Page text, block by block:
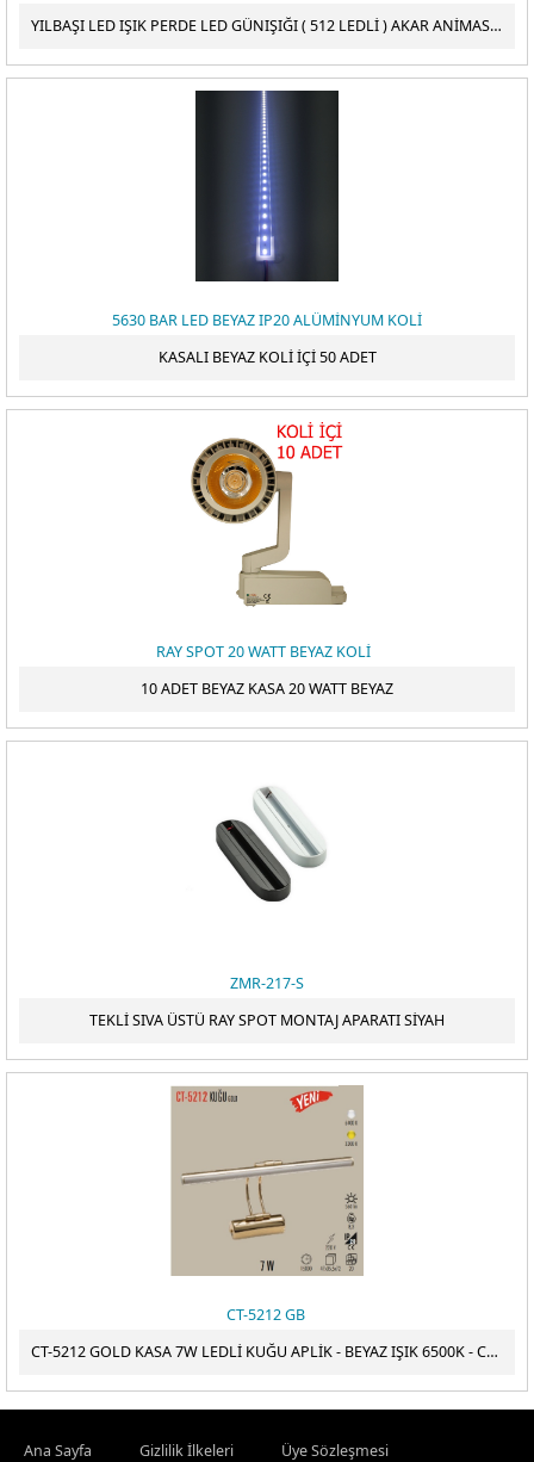
YILBAŞI LED IŞIK PERDE LED GÜNIŞIĞI ( 512 LEDLİ ) AKAR ANİMASYONLU (2X3 MT ) PERDE LED
5630 BAR LED BEYAZ IP20 ALÜMİNYUM KOLİ
KASALI BEYAZ KOLİ İÇİ 50 ADET
RAY SPOT 20 WATT BEYAZ KOLİ
10 ADET BEYAZ KASA 20 WATT BEYAZ
ZMR-217-S
TEKLİ SIVA ÜSTÜ RAY SPOT MONTAJ APARATI SİYAH
CT-5212 GB
CT-5212 GOLD KASA 7W LEDLİ KUĞU APLİK - BEYAZ IŞIK 6500K - CATA
Ana Sayfa Gizlilik İlkeleri Üye Sözleşmesi